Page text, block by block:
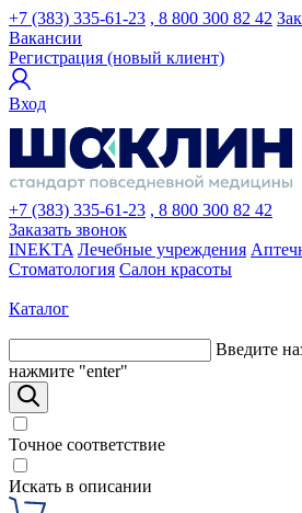
+7 (383) 335-61-23 , 8 800 300 82 42
Вакансии
Регистрация (новый клиент)
Вход
+7 (383) 335-61-23 , 8 800 300 82 42
Заказать звонок
INEKTA Лечебные учреждения
Стоматология Салон красоты
Каталог
Введите
нажмите "enter"
Точное соответствие
Искать в описании